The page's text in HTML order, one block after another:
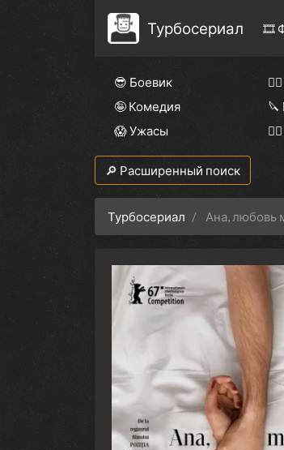
Турбосериал 🎞
😎 Боевик
🤪 Комедия
🔪
😱 Ужасы
🔎 Расширенный поиск
Турбосериал Ана, любовь